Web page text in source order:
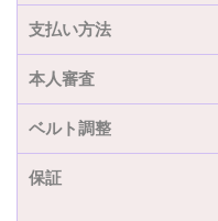
支払い方法
本人審査
ベルト調整
保証